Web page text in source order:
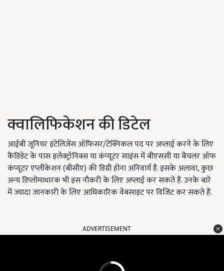
क्वालिफिकेशन की डिटेल
आईबी जूनियर इंटेलिजेंस ऑफिसर/टेक्निकल पद पर अप्लाई करने के लिए
कैंडिडेट के पास इलेक्ट्रॉनिक्स या कंप्यूटर साइंस में बीएससी या बैचलर ऑफ
कंप्यूटर एप्लीकेशन (बीसीए) की डिग्री होना अनिवार्य है. इसके अलावा, कुछ
अन्य डिप्लोमाधारक भी इस नौकरी के लिए अप्लाई कर सकते हैं. उनके बारे
में ज्यादा जानकारी के लिए आधिकारिक वेबसाइट पर विजिट कर सकते हैं.
ADVERTISEMENT